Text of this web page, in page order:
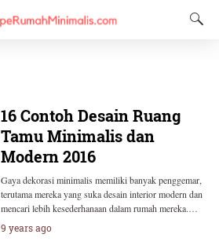
16 Contoh Desain Ruang
Tamu Minimalis dan
Modern 2016
Gaya dekorasi minimalis memiliki banyak penggemar,
terutama mereka yang suka desain interior modern dan
mencari lebih kesederhanaan dalam rumah mereka.…
9 years ago